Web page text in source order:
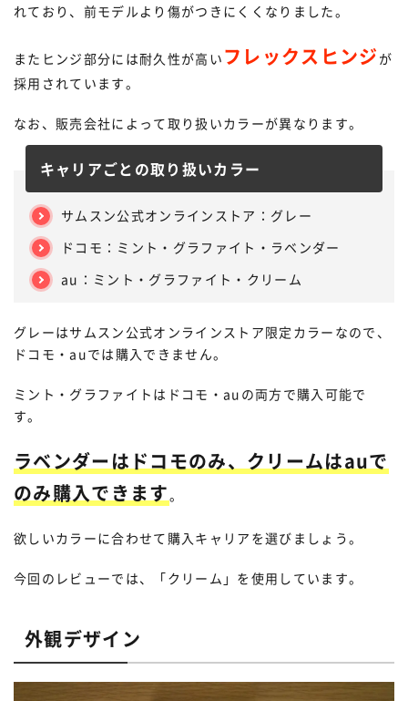
れており、前モデルより傷がつきにくくなりました。
またヒンジ部分には耐久性が高い フレックスヒンジ が
採用されています。
なお、販売会社によって取り扱いカラーが異なります。
キャリアごとの取り扱いカラー
サムスン公式オンラインストア：グレー
ドコモ：ミント・グラファイト・ラベンダー
au：ミント・グラファイト・クリーム
グレーはサムスン公式オンラインストア限定カラーなので、
ドコモ・auでは購入できません。
ミント・グラファイトはドコモ・auの両方で購入可能で
す。
ラベンダーはドコモのみ、クリームはauで
のみ購入できます。
欲しいカラーに合わせて購入キャリアを選びましょう。
今回のレビューでは、「クリーム」を使用しています。
外観デザイン